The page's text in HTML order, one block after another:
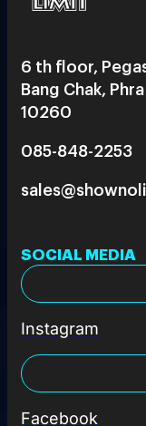
6 th floor,
Bang Chak,
10260
085-848-2253
SOCIAL MEDIA
Instagram
Facebook